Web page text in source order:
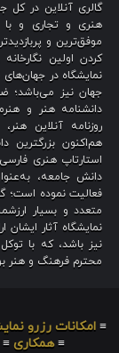
هنری و تجاری و با
موفق‌ترین و
کردن اولین
نمایشگاه در جهان‌های
جهان نیز می‌باشد؛
دانشنامه هنر و
روزنامه آنلاین
هم‌اکنون بزرگترین
استارتاپ هنری
دانش جامعه،
فعالیت نموده است؛
متعدد و بسیار
نمایشگاه آثار ایشان
نیز باشد، که با
محترم فرهنگ و هنر
≡ امکانات رزرو
≡همکاری